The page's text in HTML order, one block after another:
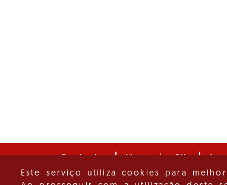
Contactos Mapa do Site
Este serviço utiliza cookies para